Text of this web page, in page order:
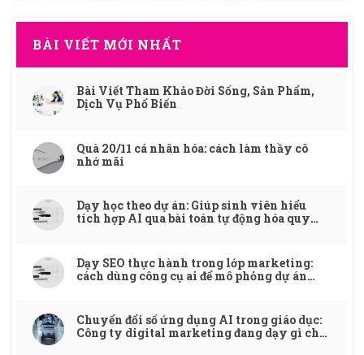
BÀI VIẾT MỚI NHẤT
Bài Viết Tham Khảo Đời Sống, Sản Phẩm,
Dịch Vụ Phổ Biến
Quà 20/11 cá nhân hóa: cách làm thầy cô
nhớ mãi
Dạy học theo dự án: Giúp sinh viên hiểu
tích hợp AI qua bài toán tự động hóa quy
Dạy SEO thực hành trong lớp marketing:
cách dùng công cụ ai để mô phỏng dự án
Chuyển đổi số ứng dụng AI trong giáo dục:
Công ty digital marketing đang dạy gì cho